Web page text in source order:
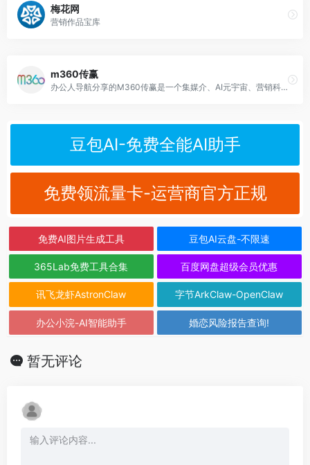
梅花网
营销作品宝库
m360传赢
办公人导航分享的M360传赢是一个集媒介、AI元宇宙、营销科学、创+平台等多领域于一体的综合性平台，致力于为品牌、广告主、媒体和代理商提供前沿的行业洞察与创新解决方案
豆包AI-免费全能AI助手
免费领流量卡-运营商官方正规
免费AI图片生成工具 豆包AI云盘-不限速
365Lab免费工具合集 百度网盘超级会员优惠
讯飞龙虾AstronClaw 字节ArkClaw-OpenClaw
办公小浣-AI智能助手 婚恋风险报告查询!
暂无评论